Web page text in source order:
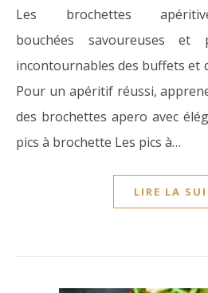
Les brochettes apéritives, ces petites
bouchées savoureuses et
incontournables des buffets et
Pour un apéritif réussi,
des brochettes apero avec
pics à brochette Les pics à…
LIRE LA